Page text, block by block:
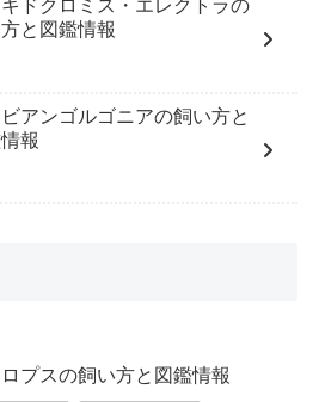
ドクロミス・エレクトラの
と図鑑情報
アンゴルゴニアの飼い方と
報
プスの飼い方と図鑑情報